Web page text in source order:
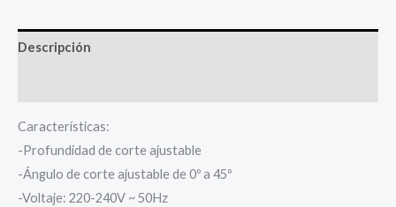
Descripción
Características:
-Profundidad de corte ajustable
-Ángulo de corte ajustable de 0º a 45º
-Voltaje: 220-240V ~ 50Hz